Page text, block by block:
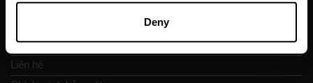
Deny
Nav nhanh chóng
Đánh giá
Liên hệ